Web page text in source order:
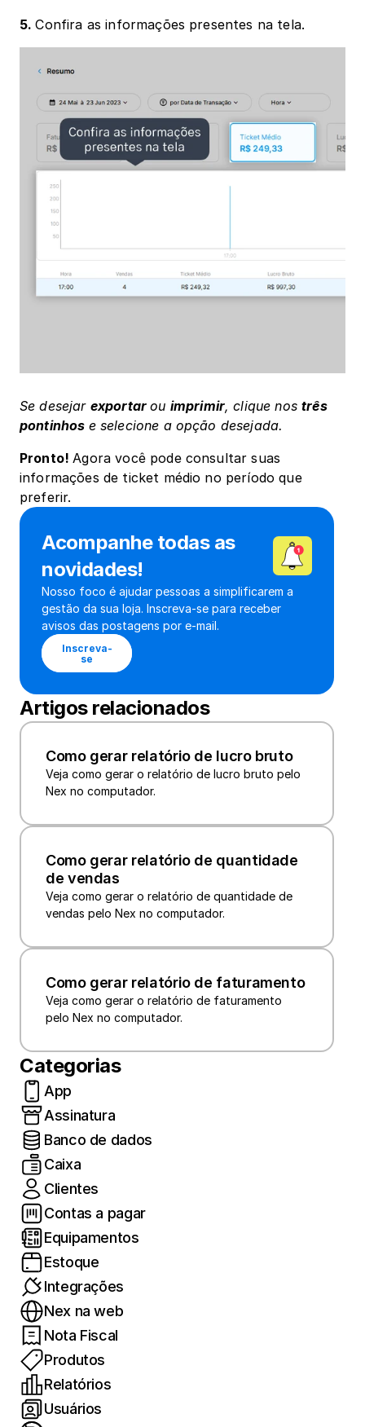
5. Confira as informações presentes na tela.
Se desejar exportar ou imprimir, clique nos três
pontinhos e selecione a opção desejada.
Pronto! ﻿Agora você pode consultar suas
informações de ticket médio no período que
preferir.
Acompanhe todas as
novidades!
Nosso foco é ajudar pessoas a simplificarem a
gestão da sua loja. Inscreva-se para receber
avisos das postagens por e-mail.
Inscreva-
se
Artigos relacionados
Como gerar relatório de lucro bruto
Veja como gerar o relatório de lucro bruto pelo
Nex no computador.
Como gerar relatório de quantidade
de vendas
Veja como gerar o relatório de quantidade de
vendas pelo Nex no computador.
Como gerar relatório de faturamento
Veja como gerar o relatório de faturamento
pelo Nex no computador.
Categorias
App
Assinatura
Banco de dados
Caixa
Clientes
Contas a pagar
Equipamentos
Estoque
Integrações
Nex na web
Nota Fiscal
Produtos
Relatórios
Usuários